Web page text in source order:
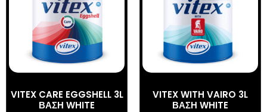
VITEX CARE EGGSHELL 3L
ΒΑΣΗ WHITE
VITEX WITH VAIRO 3L
ΒΑΣΗ WHITE